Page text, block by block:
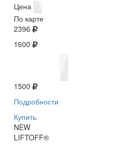
Цена
По карте
2396
1600
1500
Подробности
Купить
NEW
LIFTOFF®